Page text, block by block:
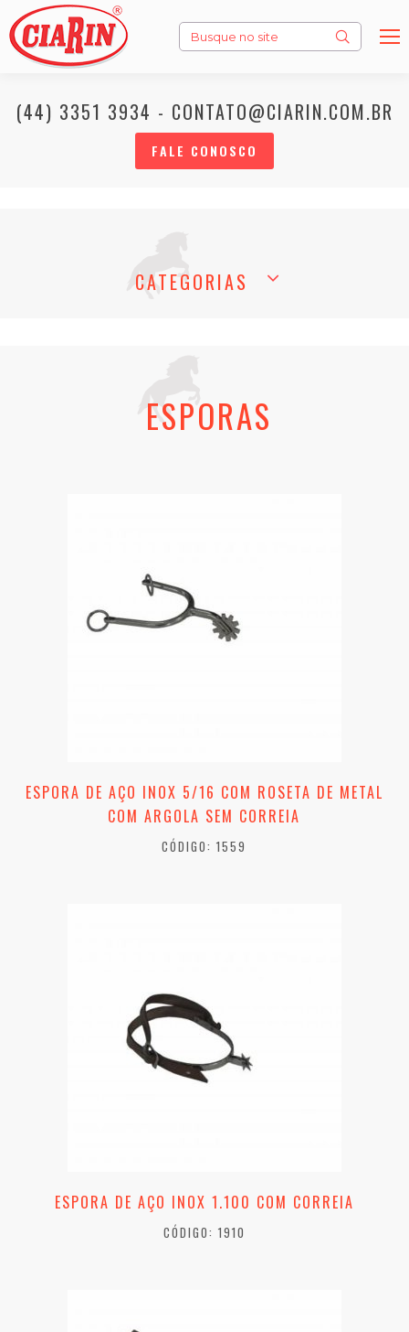
Search:
(44) 3351 3934 - CONTATO@CIARIN.COM.BR
FALE CONOSCO
CATEGORIAS
ESPORAS
ESPORA DE AÇO INOX 5/16 COM ROSETA DE METAL
COM ARGOLA SEM CORREIA
CÓDIGO: 1559
ESPORA DE AÇO INOX 1.100 COM CORREIA
CÓDIGO: 1910